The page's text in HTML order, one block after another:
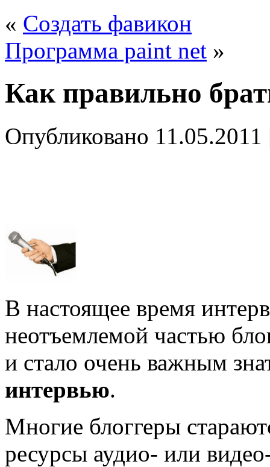
« Создать фавикон
Программа paint net »
Как правильно
Опубликовано 11.05.2011
В настоящее время
неотъемлемой частью
и стало очень важным
интервью.
Многие блоггеры
ресурсы аудио- или